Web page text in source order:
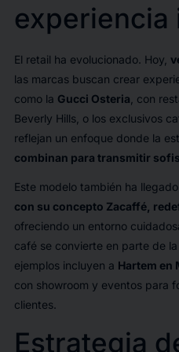
experiencia
El retail ha evolucionado. Hoy,
las marcas buscan crear
como la Gucci Osteria , con
Beverly Hills, o los exclusivos
reflejan un enfoque donde la
combinan para transmitir
Este modelo también ha
con su concepto Zacaffé,
ofreciendo un entorno
café se convierte en parte de
ejemplos incluyen a Hartem en
con showroom y eventos para
clientes.
Estrategia